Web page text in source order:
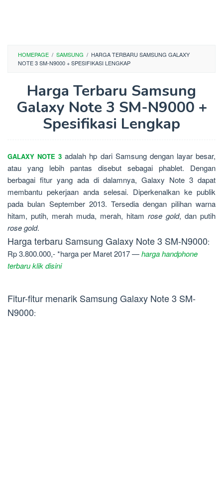
HOMEPAGE / SAMSUNG / HARGA TERBARU SAMSUNG GALAXY
NOTE 3 SM-N9000 + SPESIFIKASI LENGKAP
Harga Terbaru Samsung
Galaxy Note 3 SM-N9000 +
Spesifikasi Lengkap
GALAXY NOTE 3 adalah hp dari Samsung dengan layar besar,
atau yang lebih pantas disebut sebagai phablet. Dengan
berbagai fitur yang ada di dalamnya, Galaxy Note 3 dapat
membantu pekerjaan anda selesai. Diperkenalkan ke publik
pada bulan September 2013. Tersedia dengan pilihan warna
hitam, putih, merah muda, merah, hitam rose gold, dan putih
rose gold.
Harga terbaru Samsung Galaxy Note 3 SM-N9000:
Rp 3.800.000,- *harga per Maret 2017 —harga handphone
terbaru klik disini
Fitur-fitur menarik Samsung Galaxy Note 3 SM-
N9000: